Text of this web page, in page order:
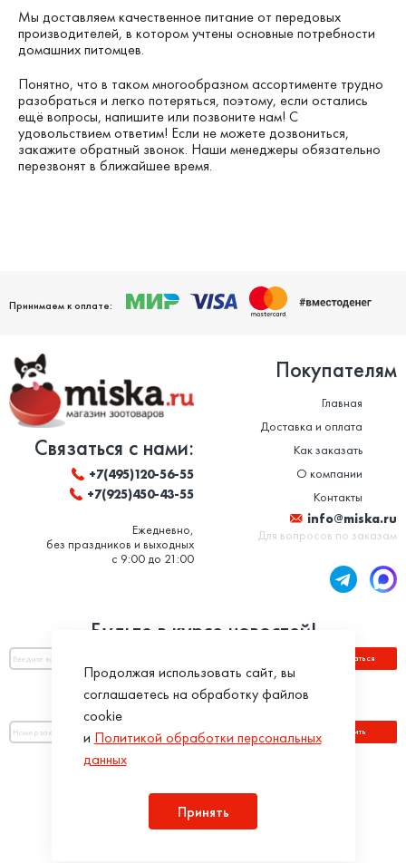
Мы доставляем качественное питание от передовых
производителей, в котором учтены основные потребности
домашних питомцев.
Понятно, что в таком многообразном ассортименте трудно
разобраться и легко потеряться, поэтому, если остались
ещё вопросы, напишите или позвоните нам! С
удовольствием ответим! Если не можете дозвониться,
закажите обратный звонок. Наши менеджеры обязательно
перезвонят в ближайшее время.
Принимаем к оплате:
Связаться с нами:
+7(495)120-56-55
+7(925)450-43-55
Ежедневно,
без праздников и выходных
с 9:00 до 21:00
Покупателям
Главная
Доставка и оплата
Как заказать
О компании
Контакты
info@miska.ru
Для вопросов по заказам
Будьте в курсе новостей!
Подписаться
Оплатить по номеру заказа:
Оплатить
Продолжая использовать сайт, вы
соглашаетесь на обработку файлов
cookie
и Политикой обработки персональных
данных
Принять